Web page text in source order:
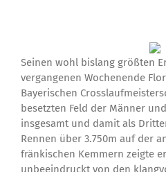
Seinen wohl bislang größten
vergangenen Wochenende
Bayerischen
besetzten Feld der Männer
insgesamt und damit als
Rennen über 3.750m auf der
fränkischen Kemmern zeigte
unbeeindruckt von den